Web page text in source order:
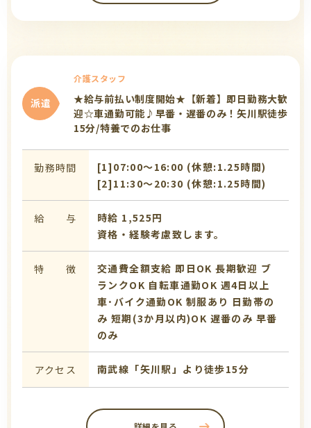
派遣
介護スタッフ
★給与前払い制度開始★【新着】即日勤務大歓
迎☆車通勤可能♪早番・遅番のみ！矢川駅徒歩
15分/特養でのお仕事
勤務時間
[1]07:00〜16:00 (休憩:1.25時間)
[2]11:30〜20:30 (休憩:1.25時間)
給 与
時給 1,525円
資格・経験考慮致します。
特 徴 交通費全額支給 即日OK 長期歓迎 ブ
ランクOK 自転車通勤OK 週4日以上
車･バイク通勤OK 制服あり 日勤帯の
み 短期(3か月以内)OK 遅番のみ 早番
のみ
アクセス 南武線「矢川駅」より徒歩15分